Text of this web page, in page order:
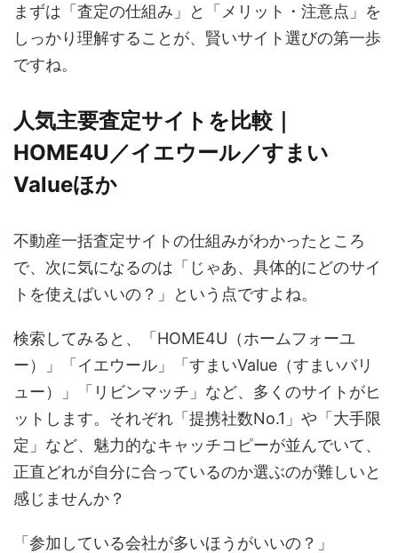
まずは「査定の仕組み」と「メリット・注意点」を
しっかり理解することが、賢いサイト選びの第一歩
ですね。
人気主要査定サイトを比較｜
HOME4U／イエウール／すまい
Valueほか
不動産一括査定サイトの仕組みがわかったところ
で、次に気になるのは「じゃあ、具体的にどのサイ
トを使えばいいの？」という点ですよね。
検索してみると、「HOME4U（ホームフォーユ
ー）」「イエウール」「すまいValue（すまいバリ
ュー）」「リビンマッチ」など、多くのサイトがヒ
ットします。それぞれ「提携社数No.1」や「大手限
定」など、魅力的なキャッチコピーが並んでいて、
正直どれが自分に合っているのか選ぶのが難しいと
感じませんか？
「参加している会社が多いほうがいいの？」